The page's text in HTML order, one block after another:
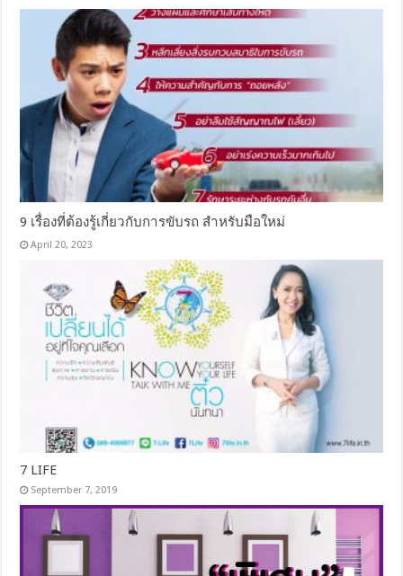
9 เรื่องที่ต้องรู้เกี่ยวกับการขับรถ สำหรับมือใหม่
April 20, 2023
7 LIFE
September 7, 2019